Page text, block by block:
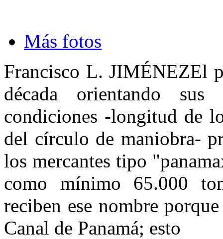
Más fotos
Francisco L. JIMÉNEZEl
década orientando
condiciones -longitud de
del círculo de maniobra-
los mercantes tipo
como mínimo 65.000
reciben ese nombre
Canal de Panamá; esto